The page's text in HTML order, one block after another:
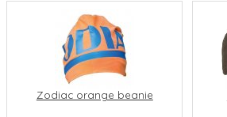
Zodiac orange beanie